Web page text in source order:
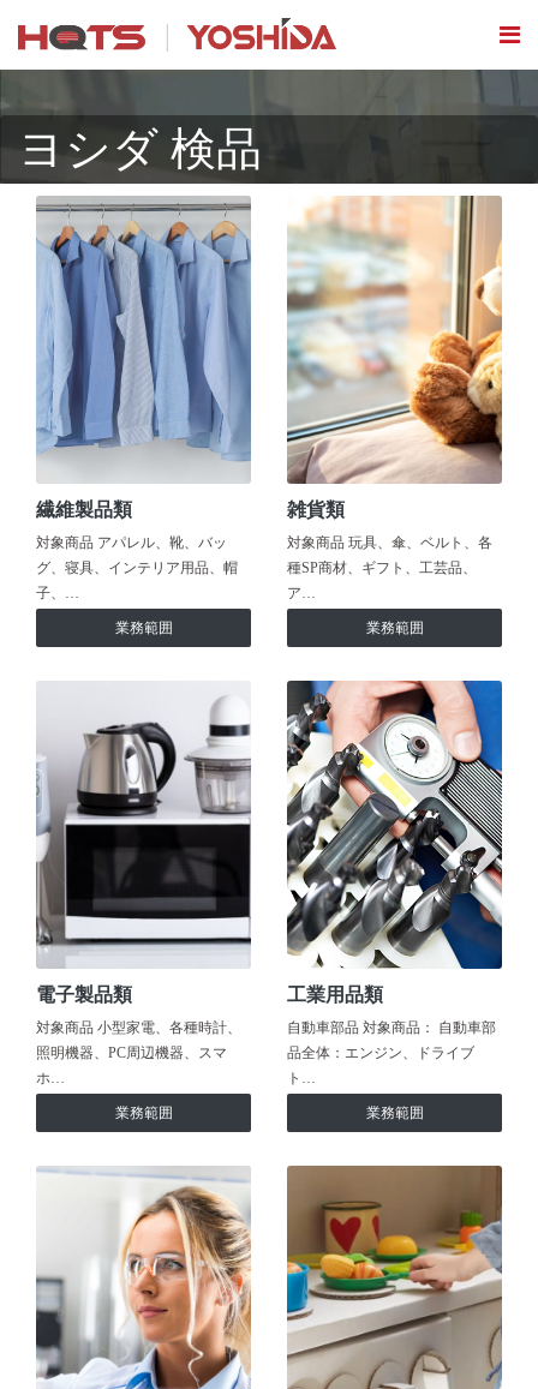
ヨシダ 検品
繊維製品類
対象商品 アパレル、靴、バッ
グ、寝具、インテリア用品、帽
子、…
業務範囲
雑貨類
対象商品 玩具、傘、ベルト、各
種SP商材、ギフト、工芸品、
ア…
業務範囲
電子製品類
対象商品 小型家電、各種時計、
照明機器、PC周辺機器、スマ
ホ…
業務範囲
工業用品類
自動車部品 対象商品： 自動車部
品全体：エンジン、ドライブ
ト…
業務範囲